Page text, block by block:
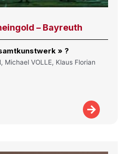
– Bayreuth
» ?
Michael VOLLE, Klaus Florian